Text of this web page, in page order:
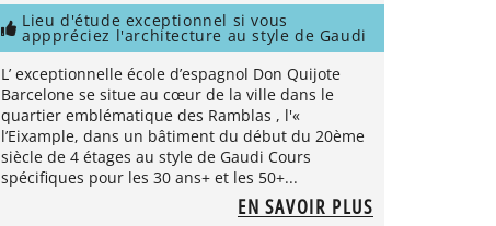
Lieu d'étude exceptionnel si vous
apppréciez l'architecture au style de Gaudi
L’ exceptionnelle école d’espagnol Don Quijote
Barcelone se situe au cœur de la ville dans le
quartier emblématique des Ramblas , l'«
l’Eixample, dans un bâtiment du début du 20ème
siècle de 4 étages au style de Gaudi Cours
spécifiques pour les 30 ans+ et les 50+...
EN SAVOIR PLUS